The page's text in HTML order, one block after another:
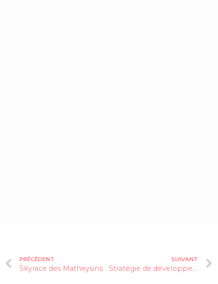
PRÉCÉDENT
Skyrace des Matheysins
SUIVANT
Stratégie de développement du tourisme social